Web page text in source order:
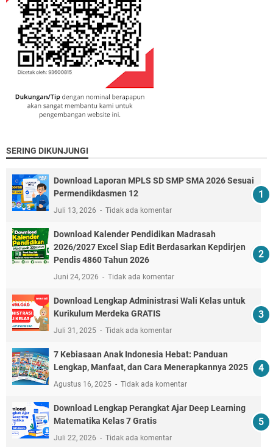
SERING DIKUNJUNGI
Download Laporan MPLS SD SMP SMA 2026 Sesuai
Permendikdasmen 12
Juli 13, 2026 Tidak ada komentar
Download Kalender Pendidikan Madrasah
2026/2027 Excel Siap Edit Berdasarkan Kepdirjen
Pendis 4860 Tahun 2026
Juni 24, 2026 Tidak ada komentar
Download Lengkap Administrasi Wali Kelas untuk
Kurikulum Merdeka GRATIS
Juli 31, 2025 Tidak ada komentar
7 Kebiasaan Anak Indonesia Hebat: Panduan
Lengkap, Manfaat, dan Cara Menerapkannya 2025
Agustus 16, 2025 Tidak ada komentar
Download Lengkap Perangkat Ajar Deep Learning
Matematika Kelas 7 Gratis
Juli 22, 2026 Tidak ada komentar